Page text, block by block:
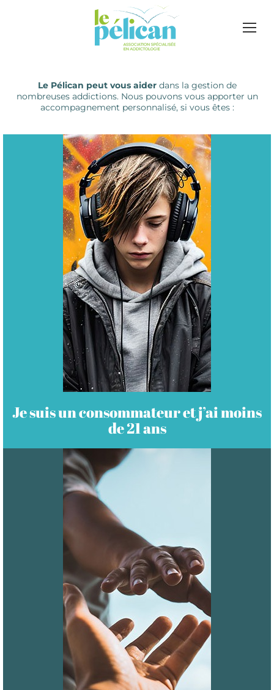
Le Pélican peut vous aiderdans la gestion de
nombreuses addictions. Nous pouvons vous apporter un
accompagnement personnalisé, si vous êtes :
Je suis un consommateur et j’ai moins
de 21 ans